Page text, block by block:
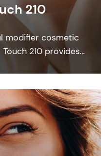
210
modifier cosmetic
Touch 210 provides
a lightweight feel